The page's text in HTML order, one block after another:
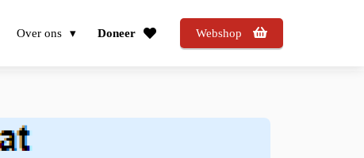
Over ons Doneer Webshop